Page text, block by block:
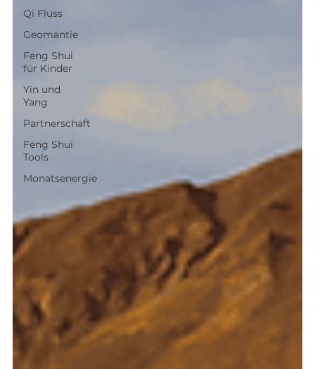
Qi Fluss
Geomantie
Feng Shui
für Kinder
Yin und
Yang
Partnerschaft
Feng Shui
Tools
Monatsenergie